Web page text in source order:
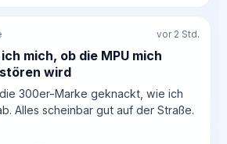
vor 2 Std.
mich, ob die MPU mich
wird
300er-Marke geknackt, wie ich
Alles scheinbar gut auf der Straße.